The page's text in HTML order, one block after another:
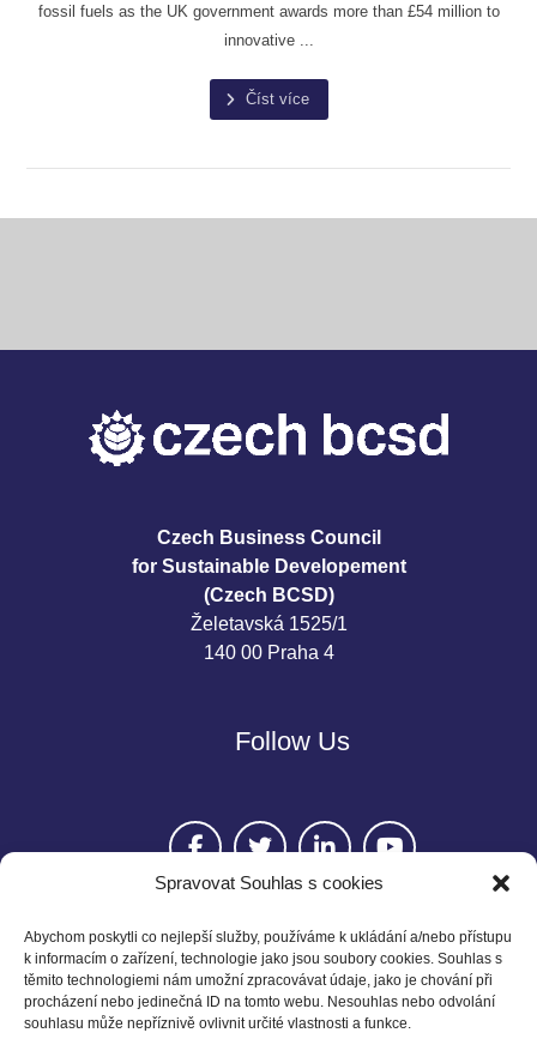
Spravovat Souhlas s cookies
Abychom poskytli co nejlepší služby, používáme k ukládání a/nebo přístupu
k informacím o zařízení, technologie jako jsou soubory cookies. Souhlas s
těmito technologiemi nám umožní zpracovávat údaje, jako je chování při
procházení nebo jedinečná ID na tomto webu. Nesouhlas nebo odvolání
souhlasu může nepříznivě ovlivnit určité vlastnosti a funkce.
fossil fuels as the UK government awards more than £54 million to
innovative ...
Číst více
Czech Business Council
for Sustainable Developement
(Czech BCSD)
Želetavská 1525/1
140 00 Praha 4
Follow Us
Contact